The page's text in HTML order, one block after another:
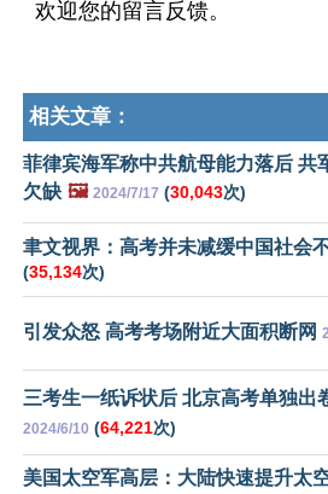
欢迎您的留言反馈。
相关文章：
菲律宾海军称中共航母能力落后 共
欠缺 🖼️ 2024/7/17 (30,043次)
聿文视界：高考并未减缓中国社会
(35,134次)
引发众怒 高考考场附近大面积断网
三考生一纸诉状后 北京高考单独出
2024/6/10 (64,221次)
美国太空军高层：大陆快速提升太